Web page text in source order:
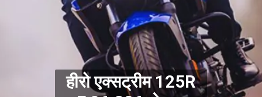
हीरो एक्सट्रीम 125R